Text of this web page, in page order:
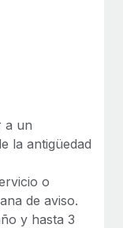
sin
empresas de
equitativo
Tardas
a un
la antigüedad
o
de aviso.
y hasta 3